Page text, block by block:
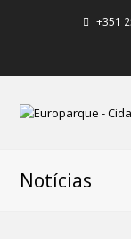
+351
Notícias